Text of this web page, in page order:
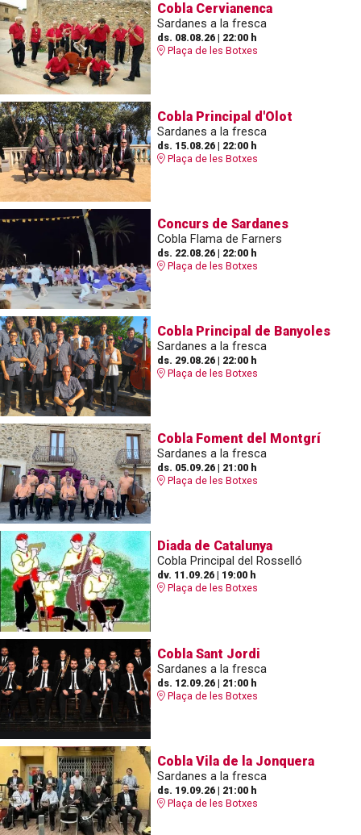
Cobla Cervianenca
Sardanes a la fresca
ds. 08.08.26| 22:00 h
Plaça de les Botxes
Cobla Principal d'Olot
Sardanes a la fresca
ds. 15.08.26| 22:00 h
Plaça de les Botxes
Concurs de Sardanes
Cobla Flama de Farners
ds. 22.08.26| 22:00 h
Plaça de les Botxes
Cobla Principal de Banyoles
Sardanes a la fresca
ds. 29.08.26| 22:00 h
Plaça de les Botxes
Cobla Foment del Montgrí
Sardanes a la fresca
ds. 05.09.26| 21:00 h
Plaça de les Botxes
Diada de Catalunya
Cobla Principal del Rosselló
dv. 11.09.26| 19:00 h
Plaça de les Botxes
Cobla Sant Jordi
Sardanes a la fresca
ds. 12.09.26| 21:00 h
Plaça de les Botxes
Cobla Vila de la Jonquera
Sardanes a la fresca
ds. 19.09.26| 21:00 h
Plaça de les Botxes